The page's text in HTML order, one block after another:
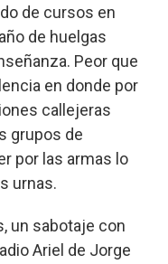
de cursos en
de huelgas
Peor que
en donde por
callejeras
grupos de
por las armas lo
urnas.
un sabotaje con
Ariel de Jorge